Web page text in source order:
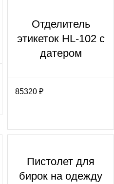
Отделитель
этикеток HL-102 с
датером
85320 ₽
Пистолет для
бирок на одежду